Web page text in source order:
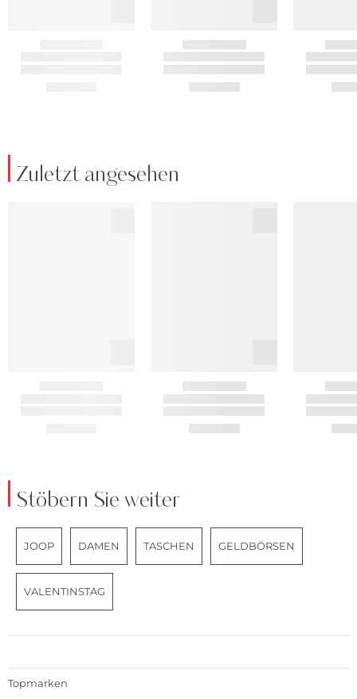
Zuletzt angesehen
Stöbern Sie weiter
JOOP DAMEN TASCHEN GELDBÖRSEN
VALENTINSTAG
Topmarken